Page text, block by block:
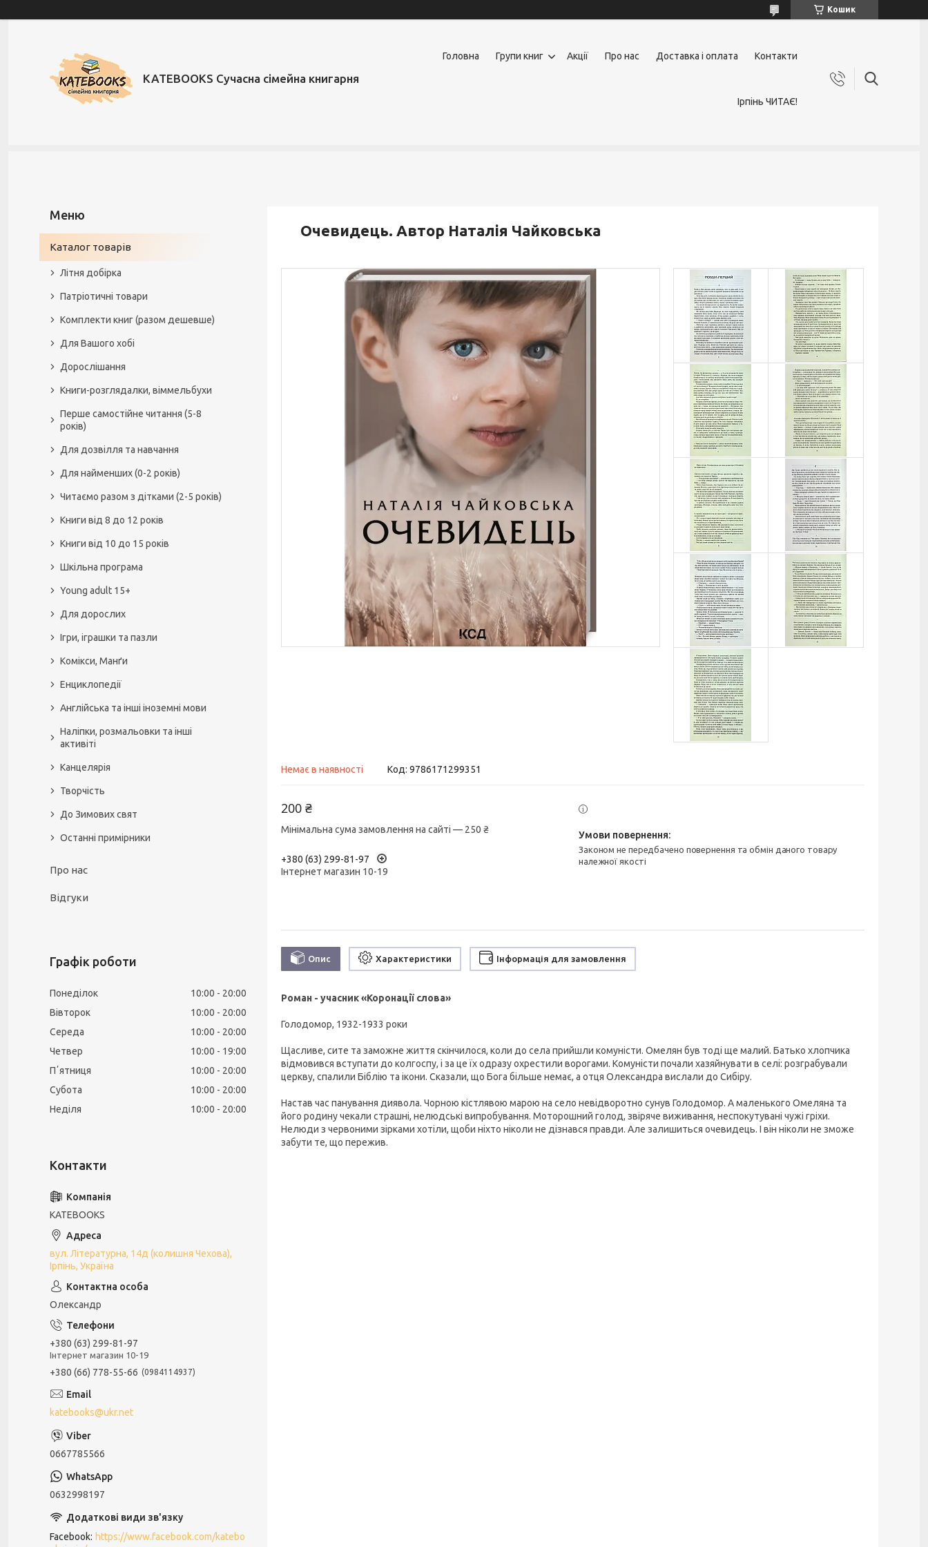
Кошик
KATEBOOKS Сучасна сімейна книгарня
Головна Групи книг Акції Про нас Доставка і оплата Контакти
Ірпінь ЧИТАЄ!
Очевидець. Автор Наталія Чайковська
Немає в наявності Код: 9786171299351
200 ₴
Мінімальна сума замовлення на сайті — 250 ₴
+380 (63) 299-81-97
Інтернет магазин 10-19
Законом не передбачено повернення та обмін даного товару
належної якості
Опис Характеристики Інформація для замовлення
Роман - учасник «Коронації слова»
Голодомор, 1932-1933 роки
Щасливе, сите та заможне життя скінчилося, коли до села прийшли комуністи. Омелян був тоді ще малий. Батько хлопчика
відмовився вступати до колгоспу, і за це їх одразу охрестили ворогами. Комуністи почали хазяйнувати в селі: розграбували
церкву, спалили Біблію та ікони. Сказали, що Бога більше немає, а отця Олександра вислали до Сибіру.
Настав час панування диявола. Чорною кістлявою марою на село невідворотно сунув Голодомор. А маленького Омеляна та
його родину чекали страшні, нелюдські випробування. Моторошний голод, звіряче виживання, неспокутувані чужі гріхи.
Нелюди з червоними зірками хотіли, щоби ніхто ніколи не дізнався правди. Але залишиться очевидець. І він ніколи не зможе
забути те, що пережив.
Каталог товарів
Літня добірка
Патріотичні товари
Комплекти книг (разом дешевше)
Для Вашого хобі
Дорослішання
Книги-розглядалки, віммельбухи
Перше самостійне читання (5-8
років)
Для дозвілля та навчання
Для найменших (0-2 років)
Читаємо разом з дітками (2-5 років)
Книги від 8 до 12 років
Книги від 10 до 15 років
Шкільна програма
Young adult 15+
Для дорослих
Ігри, іграшки та пазли
Комікси, Манґи
Енциклопедії
Англійська та інші іноземні мови
Наліпки, розмальовки та інші
активіті
Канцелярія
Творчість
До Зимових свят
Останні примірники
Про нас
Відгуки
Графік роботи
Понеділок 10:00
20:00
Вівторок
10:00
20:00
Середа
10:00
20:00
Четвер
10:00
19:00
Пʼятниця
10:00
20:00
Субота
10:00
20:00
Неділя
10:00 20:00
KATEBOOKS
вул. Літературна, 14д (колишня Чехова),
Ірпінь, Україна
Олександр
+380 (63) 299-81-97
Інтернет магазин 10-19
+380 (66) 778-55-66 0984114937
katebooks@ukr.net
0667785566
0632998197
Facebook https://www.facebook.com/katebo